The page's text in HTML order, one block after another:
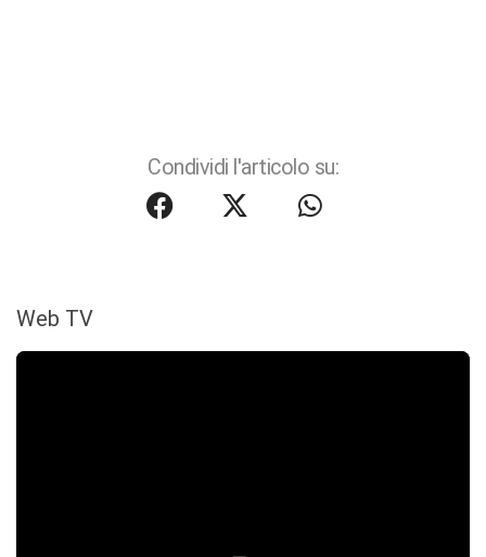
Condividi l'articolo su:
Web TV